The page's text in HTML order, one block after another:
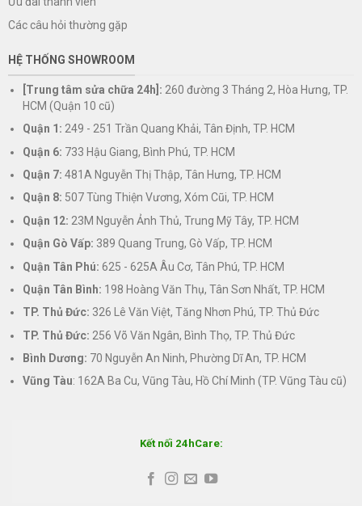
Các câu hỏi thường gặp
HỆ THỐNG SHOWROOM
[Trung tâm sửa chữa 24h]: 260 đường 3 Tháng 2, Hòa Hưng, TP.
HCM (Quận 10 cũ)
Quận 1: 249 - 251 Trần Quang Khải, Tân Định, TP. HCM
Quận 6: 733 Hậu Giang, Bình Phú, TP. HCM
Quận 7: 481A Nguyễn Thị Thập, Tân Hưng, TP. HCM
Quận 8: 507 Tùng Thiện Vương, Xóm Cũi, TP. HCM
Quận 12: 23M Nguyễn Ảnh Thủ, Trung Mỹ Tây, TP. HCM
Quận Gò Vấp: 389 Quang Trung, Gò Vấp, TP. HCM
Quận Tân Phú: 625 - 625A Âu Cơ, Tân Phú, TP. HCM
Quận Tân Bình: 198 Hoàng Văn Thụ, Tân Sơn Nhất, TP. HCM
TP. Thủ Đức: 326 Lê Văn Việt, Tăng Nhơn Phú, TP. Thủ Đức
TP. Thủ Đức: 256 Võ Văn Ngân, Bình Thọ, TP. Thủ Đức
Bình Dương: 70 Nguyễn An Ninh, Phường Dĩ An, TP. HCM
Vũng Tàu: 162A Ba Cu, Vũng Tàu, Hồ Chí Minh (TP. Vũng Tàu cũ)
Kết nối 24hCare: